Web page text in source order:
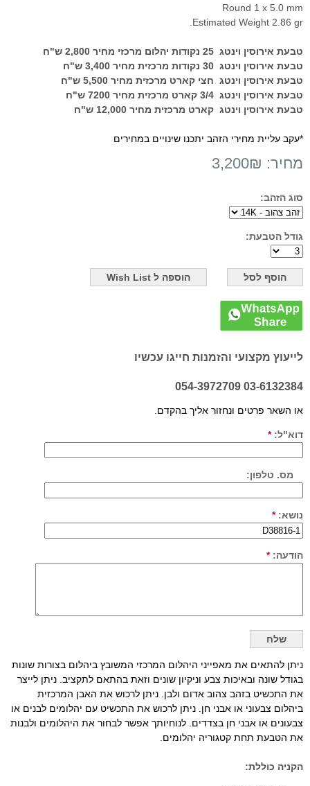
Round 1 x 5.0 mm
Estimated Weight 2.86 gr.
טבעת אירוסין וינטג 25 נקודות יהלום מרכזי מחיר 2,800 ש"ח
טבעת אירוסין וינטג 30 נקודות מרכזית מחיר 3,400 ש"ח
טבעת אירוסין וינטג חצי קארט מרכזית מחיר 5,500 ש"ח
טבעת אירוסין וינטג 3/4 קארט מרכזית מחיר 7200 ש"ח
טבעת אירוסין וינטג קארט מרכזית מחיר 12,000 ש"ח
*עקב עליית מחירי הזהב יתכנו שינויים במחירים
מחיר: 3,200₪
סוג הזהב:
גודל הטבעת:
לייעוץ מקצועי והזמנות חייגו עכשיו
03-6132384 054-3972709
או השאר פרטים ונחזור אליך בהקדם.
דוא"ל:*
מס. טלפון:
נושא:*
הודעה:*
ניתן להתאים את מאפייני היהלום המרכזי המשובץ ביהלום בצורות שונות
בגודל שונה ובאיכות צבע וניקיון שונים וזאת בהתאם לתקציב. ניתן לייצר
את התכשיט בזהב צהוב אדום ולבן. ניתן לרכוש את האבן המרכזית
ביהלום צבעוני או אבני חן. ניתן לרכוש את התכשיט עם יהלומים לבנים או
צבעונים או אבני חן בצדדים. לנוחיותך אפשר לבחור את היהלומים ולבנות
את הטבעת תחת קטגוריה יהלומים.
הקניה כוללת: